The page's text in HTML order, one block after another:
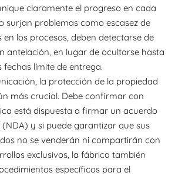
claramente el progreso en cada
surjan problemas como escasez de
en los procesos, deben detectarse de
antelación, en lugar de ocultarse hasta
fechas límite de entrega.
la protección de la propiedad
más crucial. Debe confirmar con
está dispuesta a firmar un acuerdo
y si puede garantizar que sus
no se venderán ni compartirán con
exclusivos, la fábrica también
específicos para el